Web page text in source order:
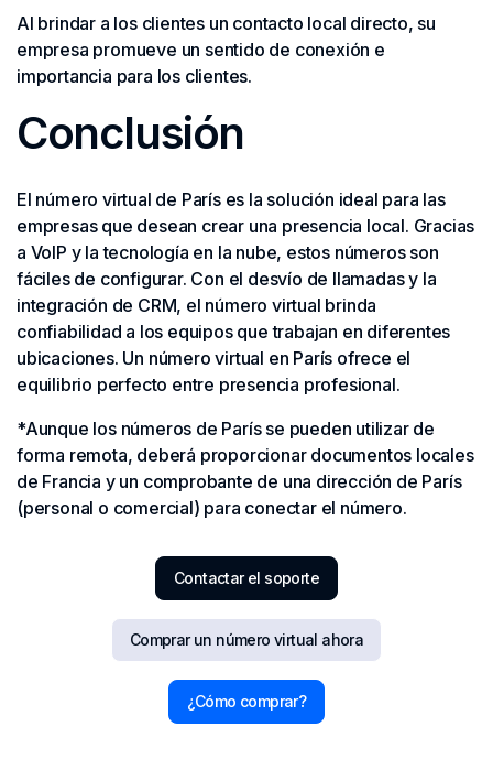
Al brindar a los clientes un contacto local directo, su
empresa promueve un sentido de conexión e
importancia para los clientes.
Conclusión
El número virtual de París es la solución ideal para las
empresas que desean crear una presencia local. Gracias
a VoIP y la tecnología en la nube, estos números son
fáciles de configurar. Con el desvío de llamadas y la
integración de CRM, el número virtual brinda
confiabilidad a los equipos que trabajan en diferentes
ubicaciones. Un número virtual en París ofrece el
equilibrio perfecto entre presencia profesional.
*Aunque los números de París se pueden utilizar de
forma remota, deberá proporcionar documentos locales
de Francia y un comprobante de una dirección de París
(personal o comercial) para conectar el número.
Contactar el soporte
Comprar un número virtual ahora
¿Cómo comprar?